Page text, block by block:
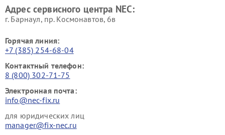
Адрес сервисного центра NEC:
г. Барнаул, ​пр. Космонавтов, 6в
Горячая линия:
+7 (385) 254-68-04
Контактный телефон:
8 (800) 302-71-75
Электронная почта:
info@nec-fix.ru
для юридических лиц
manager@fix-nec.ru